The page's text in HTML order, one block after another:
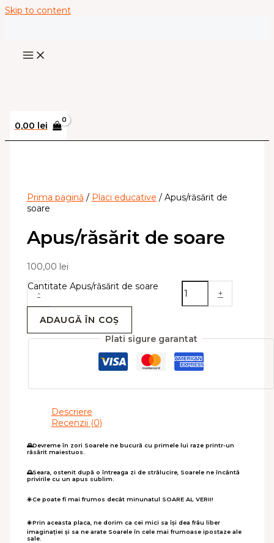
Skip to content
0,00 lei
Prima pagină / Placi educative / Apus/răsărit de
soare
Apus/răsărit de soare
100,00 lei
-
Cantitate Apus/răsărit de soare
+
ADAUGĂ ÎN COȘ
Plati sigure garantat
Descriere
Recenzii (0)
🌄Devreme în zori Soarele ne bucură cu primele lui raze printr-un
răsărit maiestuos.
🌅Seara, ostenit după o întreaga zi de strălucire, Soarele ne încântă
privirile cu un apus sublim.
☀️Ce poate fi mai frumos decât minunatul SOARE AL VERII!
☀️Prin aceasta placa, ne dorim ca cei mici sa își dea frâu liber
imaginației și sa ne arate Soarele în cele mai frumoase ipostaze ale
sale.